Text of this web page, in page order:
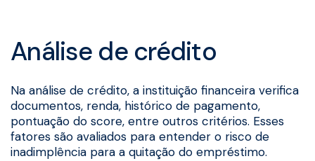
Análise de crédito
Na análise de crédito, a instituição financeira verifica
documentos, renda, histórico de pagamento,
pontuação do score, entre outros critérios. Esses
fatores são avaliados para entender o risco de
inadimplência para a quitação do empréstimo.